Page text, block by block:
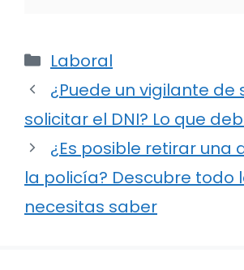
Categorías
Laboral
¿Puede un vigilante de
solicitar el DNI? Lo que
¿Es posible retirar una
la policía? Descubre todo
necesitas saber